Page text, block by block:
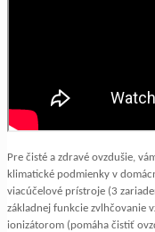
Pre čisté a zdravé ovzdušie,
klimatické podmienky v
viacúčelové prístroje (3
základnej funkcie zvlhčovanie
ionizátorom (pomáha čistiť